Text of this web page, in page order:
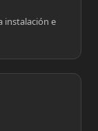
instalación e